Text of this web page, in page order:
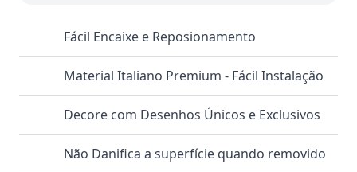
Fácil Encaixe e Reposionamento
Material Italiano Premium - Fácil Instalação
Decore com Desenhos Únicos e Exclusivos
Não Danifica a superfície quando removido